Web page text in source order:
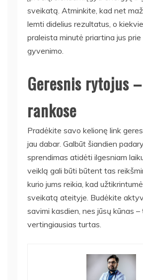
sveikatą. Atminkite, kad net
lemti didelius rezultatus, o
praleista minutė priartina jus
gyvenimo.
Geresnis rytojus
rankose
Pradėkite savo kelionę link
jau dabar. Galbūt šiandien
sprendimas atidėti ilgesniam
veiklą gali būti būtent tas
kurio jums reikia, kad
sveikatą ateityje. Budėkite
savimi kasdien, nes jūsų kūnas –
vertingiausias turtas.